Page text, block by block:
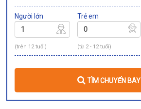
Người lớn
(trên 12 tuổi)
Trẻ em
(từ 2 - 12 tuổi)
TÌM CHUYẾN BAY